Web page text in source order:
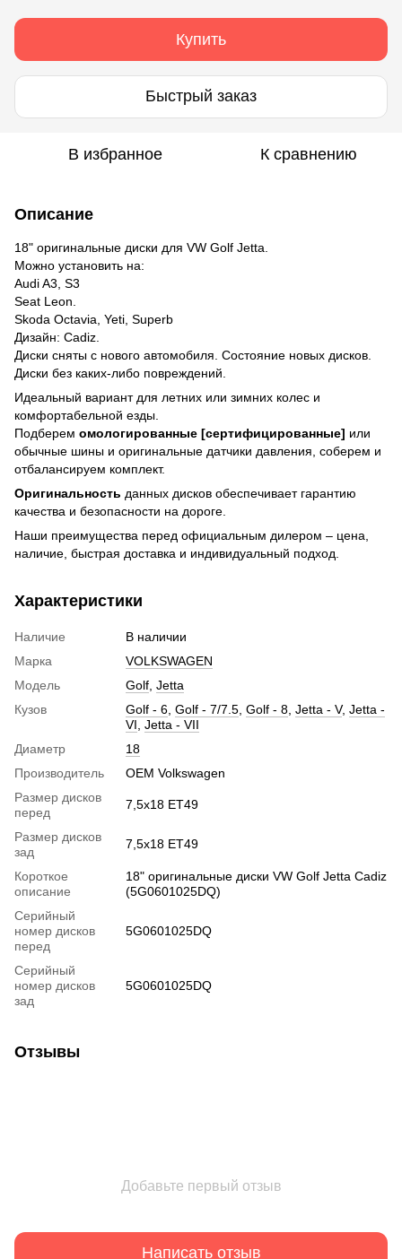
Купить
Быстрый заказ
В избранное К сравнению
Описание
18" оригинальные диски для VW Golf Jetta.
Можно установить на:
Audi A3, S3
Seat Leon.
Skoda Octavia, Yeti, Superb
Дизайн: Cadiz.
Диски сняты с нового автомобиля. Состояние новых дисков.
Диски без каких-либо повреждений.
Идеальный вариант для летних или зимних колес и
комфортабельной езды.
Подберем омологированные [сертифицированные] или
обычные шины и оригинальные датчики давления, соберем и
отбалансируем комплект.
Оригинальность данных дисков обеспечивает гарантию
качества и безопасности на дороге.
Наши преимущества перед официальным дилером – цена,
наличие, быстрая доставка и индивидуальный подход.
Характеристики
Наличие
В наличии
Марка
VOLKSWAGEN
Модель
Golf Jetta
Кузов
Golf - 6 Golf - 7/7.5 Golf - 8 Jetta - V, Jetta -
VI Jetta - VII
Диаметр
18
Производитель
OEM Volkswagen
Размер дисков
перед
7,5x18 ET49
Размер дисков
зад
7,5x18 ET49
Короткое
описание
18" оригинальные диски VW Golf Jetta Cadiz
(5G0601025DQ)
Серийный
номер дисков
перед
5G0601025DQ
Серийный
номер дисков
зад
5G0601025DQ
Отзывы
Добавьте первый отзыв
Написать отзыв